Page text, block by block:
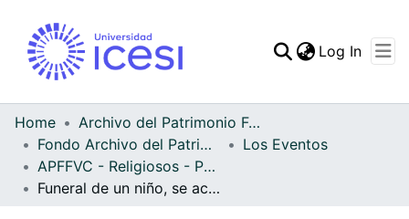
Statistics
Log In
Home
Archivo del Patrimonio Fotográfico y Fílmico del Valle del Cauca
Fondo Archivo del Patrimonio Fotográfico y Fílmico del Valle del Cauca
Los Eventos
APFFVC - Religiosos - Patrimonial
Funeral de un niño, se acostumbraba en esta época, que las niñas lo acompañaran vestidas de blanco llevando un pabellón